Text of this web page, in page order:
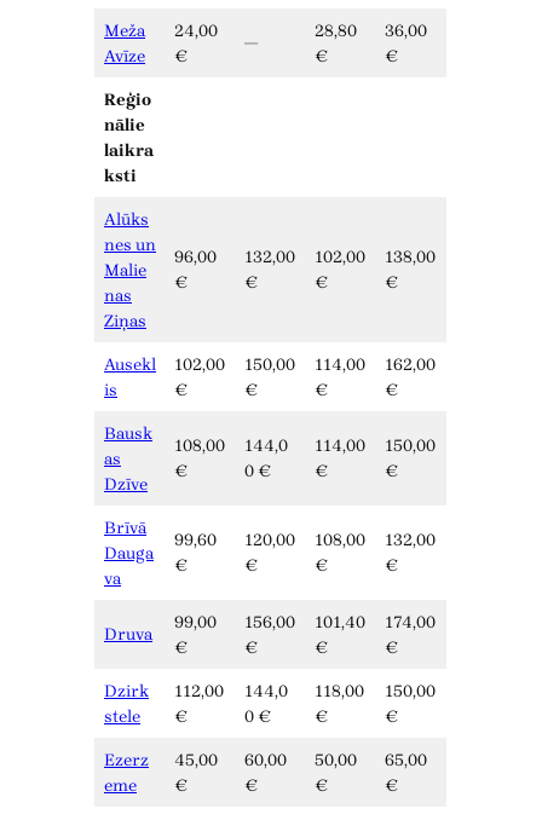
Meža
Avīze
24,00
€
—
28,80
€
36,00
€
Reģio
nālie
laikra
ksti
Alūks
nes un
Malie
nas
Ziņas
96,00
€
132,00
€
102,00
€
138,00
€
Ausekl
is
102,00
€
150,00
€
114,00
€
162,00
€
Bausk
as
Dzīve
108,00
€
144,0
0 €
114,00
€
150,00
€
Brīvā
Dauga
va
99,60
€
120,00
€
108,00
€
132,00
€
Druva
99,00
€
156,00
€
101,40
€
174,00
€
Dzirk
stele
112,00
€
144,0
0 €
118,00
€
150,00
€
Ezerz
eme
45,00
€
60,00
€
50,00
€
65,00
€